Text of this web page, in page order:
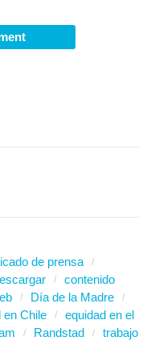
de prensa
contenido
Día de la Madre
en Chile
equidad en el
Randstad
trabajo